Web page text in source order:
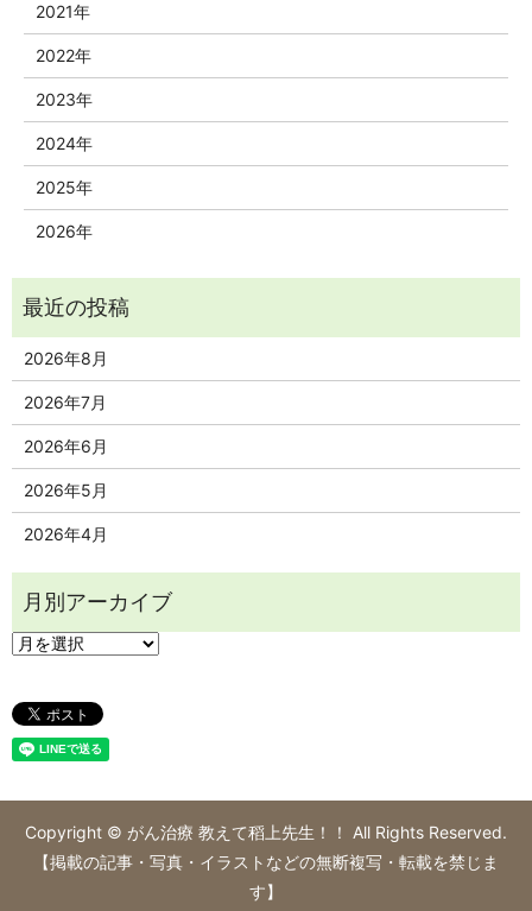
2021年
2022年
2023年
2024年
2025年
2026年
2026年8月
2026年7月
2026年6月
2026年5月
2026年4月
Copyright © がん治療 教えて稻上先生！！ All Rights Reserved.
【掲載の記事・写真・イラストなどの無断複写・転載を禁じま
す】